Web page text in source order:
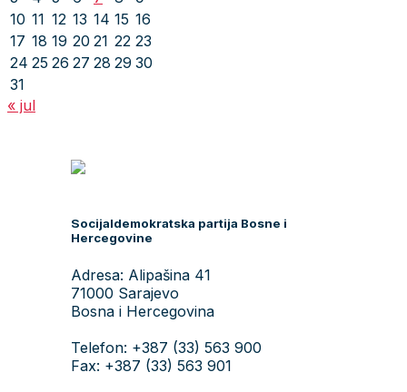
10 11 12 13 14 15 16
17 18 19 20 21 22 23
24 25 26 27 28 29 30
31
« jul
Socijaldemokratska partija Bosne i
Hercegovine
Adresa: Alipašina 41
71000 Sarajevo
Bosna i Hercegovina
Telefon: +387 (33) 563 900
Fax: +387 (33) 563 901